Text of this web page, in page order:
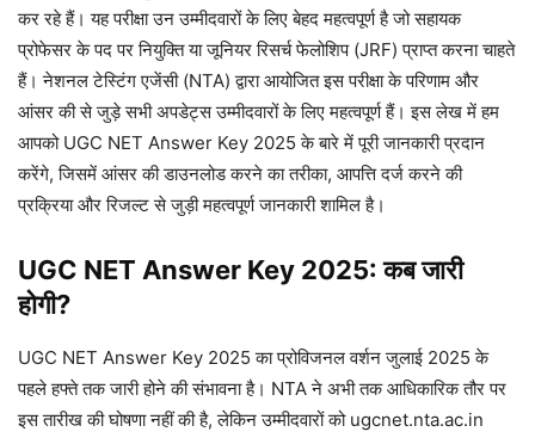
कर रहे हैं। यह परीक्षा उन उम्मीदवारों के लिए बेहद महत्वपूर्ण है जो सहायक
प्रोफेसर के पद पर नियुक्ति या जूनियर रिसर्च फेलोशिप (JRF) प्राप्त करना चाहते
हैं। नेशनल टेस्टिंग एजेंसी (NTA) द्वारा आयोजित इस परीक्षा के परिणाम और
आंसर की से जुड़े सभी अपडेट्स उम्मीदवारों के लिए महत्वपूर्ण हैं। इस लेख में हम
आपको UGC NET Answer Key 2025 के बारे में पूरी जानकारी प्रदान
करेंगे, जिसमें आंसर की डाउनलोड करने का तरीका, आपत्ति दर्ज करने की
प्रक्रिया और रिजल्ट से जुड़ी महत्वपूर्ण जानकारी शामिल है।
UGC NET Answer Key 2025: कब जारी
होगी?
UGC NET Answer Key 2025 का प्रोविजनल वर्शन जुलाई 2025 के
पहले हफ्ते तक जारी होने की संभावना है। NTA ने अभी तक आधिकारिक तौर पर
इस तारीख की घोषणा नहीं की है, लेकिन उम्मीदवारों को ugcnet.nta.ac.in